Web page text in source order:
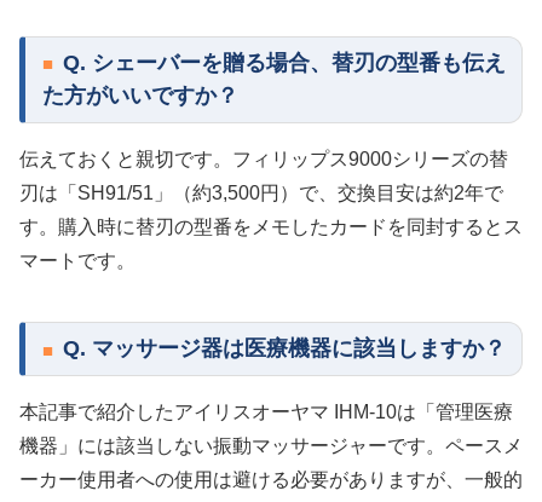
Q. シェーバーを贈る場合、替刃の型番も伝え
た方がいいですか？
伝えておくと親切です。フィリップス9000シリーズの替
刃は「SH91/51」（約3,500円）で、交換目安は約2年で
す。購入時に替刃の型番をメモしたカードを同封するとス
マートです。
Q. マッサージ器は医療機器に該当しますか？
本記事で紹介したアイリスオーヤマ IHM-10は「管理医療
機器」には該当しない振動マッサージャーです。ペースメ
ーカー使用者への使用は避ける必要がありますが、一般的